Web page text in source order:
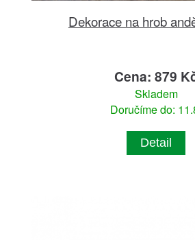
Dekorace na hrob
Cena: 879
Skladem
Doručíme do:
Detail